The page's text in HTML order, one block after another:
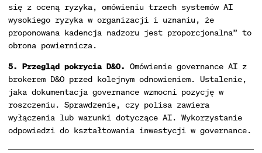
się z oceną ryzyka, omówieniu trzech systemów AI
wysokiego ryzyka w organizacji i uznaniu, że
proponowana kadencja nadzoru jest proporcjonalna” to
obrona powiernicza.
5. Przegląd pokrycia D&O. Omówienie governance AI z
brokerem D&O przed kolejnym odnowieniem. Ustalenie,
jaka dokumentacja governance wzmocni pozycję w
roszczeniu. Sprawdzenie, czy polisa zawiera
wyłączenia lub warunki dotyczące AI. Wykorzystanie
odpowiedzi do kształtowania inwestycji w governance.